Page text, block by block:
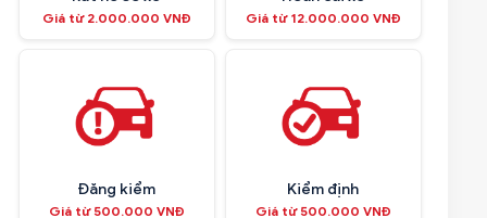
Giá từ 2.000.000 VNĐ Giá từ 12.000.000 VNĐ
Đăng kiểm
Giá từ 500.000 VNĐ
Kiểm định
Giá từ 500.000 VNĐ